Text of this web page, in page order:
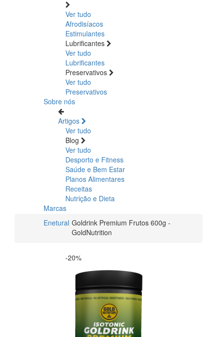
Ver tudo
Afrodisíacos
Estimulantes
Lubrificantes
Ver tudo
Lubrificantes
Preservativos
Ver tudo
Preservativos
Sobre nós
Artigos
Ver tudo
Blog
Ver tudo
Desporto e Fitness
Saúde e Bem Estar
Planos Alimentares
Receitas
Nutrição e Dieta
Marcas
Enetural Goldrink Premium Frutos 600g -
GoldNutrition
-20%